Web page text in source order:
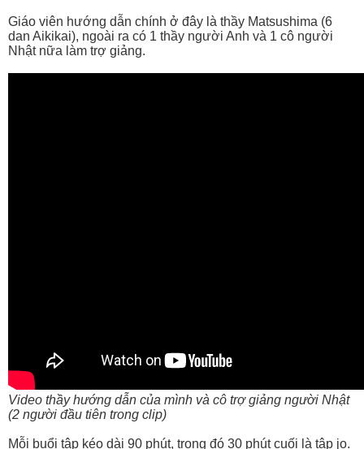
Giáo viên hướng dẫn chính ở đây là thầy Matsushima (6
dan Aikikai), ngoài ra có 1 thầy người Anh và 1 cô người
Nhật nữa làm trợ giảng.
Video thầy hướng dẫn của mình và cô trợ giảng người Nhật
(2 người đầu tiên trong clip)
Mỗi buổi tập kéo dài 90 phút, trong đó 30 phút cuối là tập jo.